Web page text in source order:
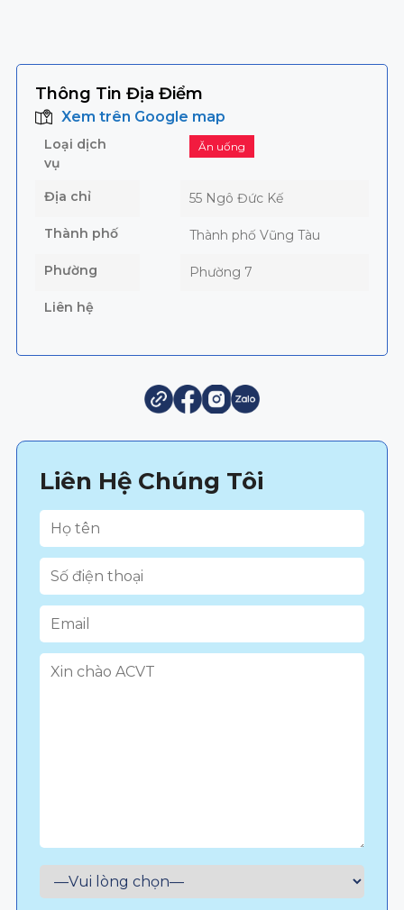
Thông Tin Địa Điểm
Xem trên Google map
Loại dịch
vụ
Ăn uống
Địa chỉ 55 Ngô Đức Kế
Thành phố Thành phố Vũng Tàu
Phường Phường 7
Liên hệ
Liên Hệ Chúng Tôi